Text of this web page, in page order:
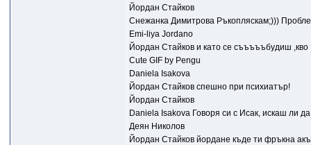
Йордан Стайков
Снежанка Димитрова Ръкопляскам;)))
Emi-liya Jordano
Йордан Стайков и като се съъъъъбудиш ,кво
Cute GIF by Pengu
Daniela Isakova
Йордан Стайков спешно при психиатър!
Йордан Стайков
Daniela Isakova Говоря си с Исак, искаш ли
Деян Николов
Йордан Стайков йордане къде ти фръкна